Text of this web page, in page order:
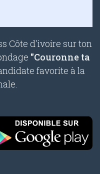
Côte d'ivoire sur ton
"Couronne ta
favorite à la